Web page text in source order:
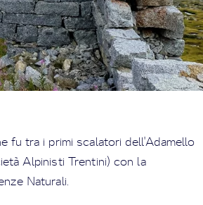
fu tra i primi scalatori dell'Adamello
Alpinisti Trentini) con la
Naturali.